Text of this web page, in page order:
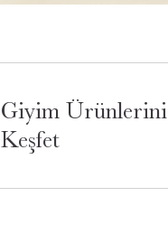
Giyim Ürünlerini
Keşfet